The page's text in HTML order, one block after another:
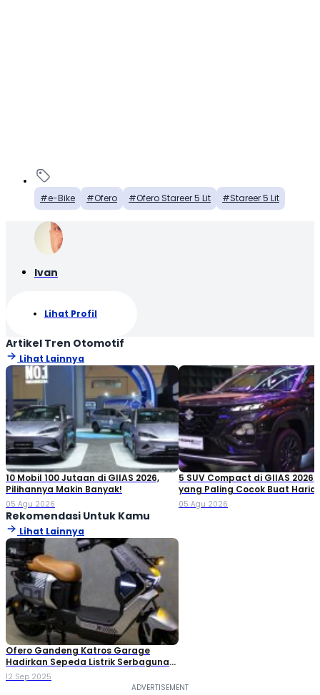
e-Bike Ofero Ofero Stareer 5 Lit Stareer 5 Lit
Ivan
Lihat Profil
Artikel Tren Otomotif
Lihat Lainnya
10 Mobil 100 Jutaan di GIIAS 2026,
Pilihannya Makin Banyak!
05 Agu 2026
5 SUV Compact di GIIAS 2026,
yang Paling Cocok Buat
05 Agu 2026
Rekomendasi Untuk Kamu
Lihat Lainnya
Ofero Gandeng Katros Garage
Hadirkan Sepeda Listrik Serbaguna
Stareer 3 Lit
12 Sep 2025